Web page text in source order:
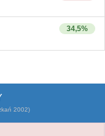
34,5%
2002)